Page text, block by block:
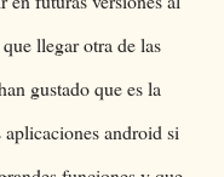
llegar otra de las
gustado que es la
aplicaciones android si